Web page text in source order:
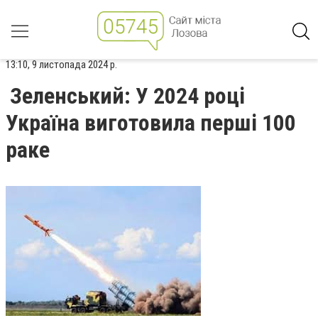
13:10, 9 листопада 2024 р.
Зеленський: У 2024 році
Україна виготовила перші 100
раке